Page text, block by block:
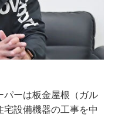
パーは板金屋根（ガル
設備機器の工事を中